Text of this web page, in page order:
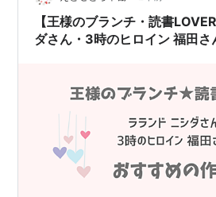
【王様のブランチ・読書
ダさん・3時のヒロイン 福田さ